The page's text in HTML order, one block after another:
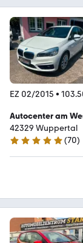
EZ 02/2015 •
Autocenter am
42329 Wuppertal
5 Sterne
(70)